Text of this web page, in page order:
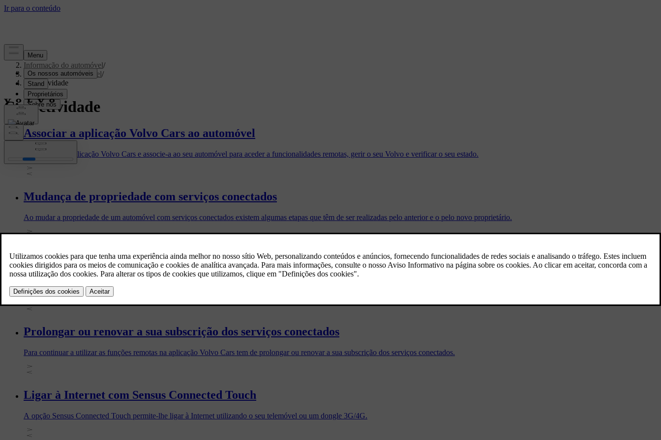
Apoiar
Informação do automóvel/
Software do automóvel/
Conectividade
Conectividade
Associar a aplicação Volvo Cars ao automóvel
Descarregue a aplicação Volvo Cars e associe-a ao seu automóvel para aceder a funcionalidades remotas, gerir o seu Volvo e verificar o seu estado.
Mudança de propriedade com serviços conectados
Ao mudar a propriedade de um automóvel com serviços conectados existem algumas etapas que têm de ser realizadas pelo anterior e o pelo novo proprietário.
Eliminar um automóvel na aplicação Volvo Cars
Antes de vender o seu automóvel, certifique-se de que elimina o automóvel na aplicação Volvo Cars. Quando o faz, todos os dados relacionados são eliminados da aplicação e do automóvel. Se desinstalar
a aplicação Volvo Cars no seu telefone sem eliminar o automóvel na aplicação resultará em inconvenientes para o próximo proprietário do automóvel.
Prolongar ou renovar a sua subscrição dos serviços conectados
Para continuar a utilizar as funções remotas na aplicação Volvo Cars tem de prolongar ou renovar a sua subscrição dos serviços conectados.
Ligar à Internet com Sensus Connected Touch
A opção Sensus Connected Touch permite-lhe ligar à Internet utilizando o seu telemóvel ou um dongle 3G/4G.